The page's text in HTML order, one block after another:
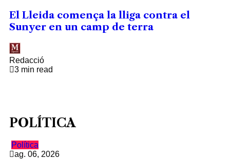
El Lleida comença la lliga contra el
Sunyer en un camp de terra
Redacció
3 min read
POLÍTICA
Política
ag. 06, 2026